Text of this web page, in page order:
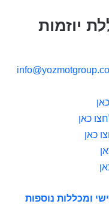
יוזמות
כאן
כאן
ומכללות נוספות